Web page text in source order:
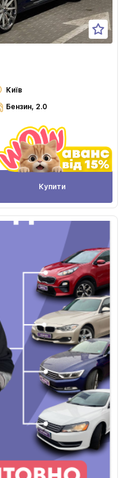
Київ
Бензин, 2.0
Купити